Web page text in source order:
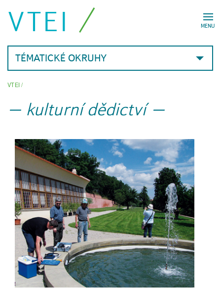
MENU
VTEI
TÉMATICKÉ OKRUHY
VTEI/
kulturní dědictví